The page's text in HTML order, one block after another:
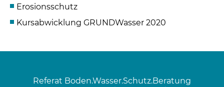
Erosionsschutz
Kursabwicklung GRUNDWasser 2020
Referat Boden.Wasser.Schutz.Beratung